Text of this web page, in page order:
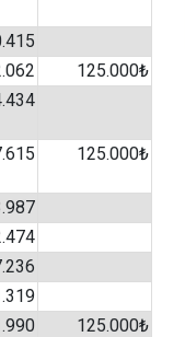
125.000₺
125.000₺
125.000₺